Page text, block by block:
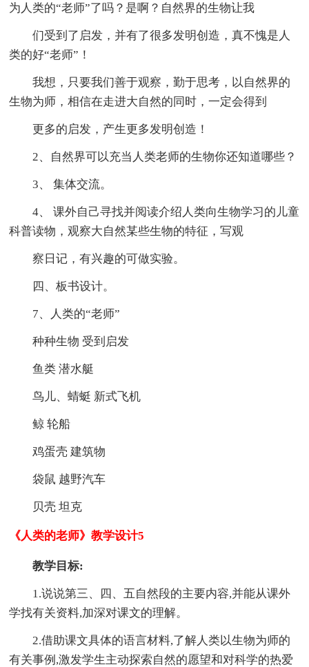
为人类的“老师”了吗？是啊？自然界的生物让我
们受到了启发，并有了很多发明创造，真不愧是人
类的好“老师”！
我想，只要我们善于观察，勤于思考，以自然界的
生物为师，相信在走进大自然的同时，一定会得到
更多的启发，产生更多发明创造！
2、自然界可以充当人类老师的生物你还知道哪些？
3、 集体交流。
4、 课外自己寻找并阅读介绍人类向生物学习的儿童
科普读物，观察大自然某些生物的特征，写观
察日记，有兴趣的可做实验。
四、板书设计。
7、人类的“老师”
种种生物 受到启发
鱼类 潜水艇
鸟儿、蜻蜓 新式飞机
鲸 轮船
鸡蛋壳 建筑物
袋鼠 越野汽车
贝壳 坦克
《人类的老师》教学设计5
教学目标:
1.说说第三、四、五自然段的主要内容,并能从课外
学找有关资料,加深对课文的理解。
2.借助课文具体的语言材料,了解人类以生物为师的
有关事例,激发学生主动探索自然的愿望和对科学的热爱